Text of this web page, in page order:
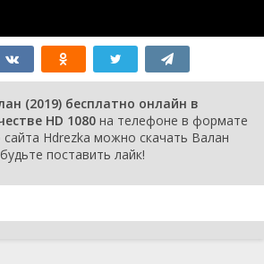
(2019) бесплатно онлайн в
HD 1080 на телефоне в формате
Hdrezka можно скачать Валан
поставить лайк!